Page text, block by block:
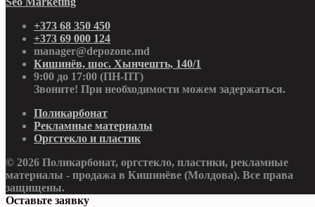
+373 68 350 450
+373 69 000 124
manager@depozone.md
Кишинёв, шос. Хынчешть, 140/1
9:00 до 17:00 (ПН-ПТ)
Звоните! При необходимости можем задержаться.
Поликарбонат
Рекламные материалы
Оргстекло и пластик
© 2026 Поликарбонат, оргстекло, пластики, рекламные
материалы - продажа в Кишинёве (Молдова). Все права
защищены.
Оставьте заявку